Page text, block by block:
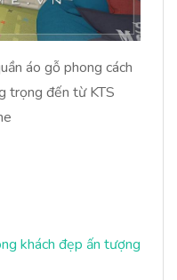
áo gỗ phong cách
trọng đến từ KTS
khách đẹp ấn tượng